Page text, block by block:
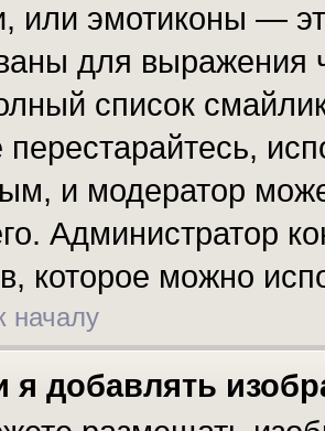
или эмотиконы —
для выражения
список
перестарайтесь,
и модератор
Администратор
которое можно
началу
я добавлять